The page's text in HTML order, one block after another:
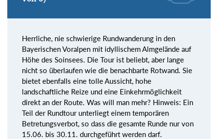
Herrliche, nie schwierige Rundwanderung in den
Bayerischen Voralpen mit idyllischem Almgelände auf
Höhe des Soinsees. Die Tour ist beliebt, aber lange
nicht so überlaufen wie die benachbarte Rotwand. Sie
bietet ebenfalls eine tolle Aussicht, hohe
landschaftliche Reize und eine Einkehrmöglichkeit
direkt an der Route. Was will man mehr? Hinweis: Ein
Teil der Rundtour unterliegt einem temporären
Betretungsverbot, so dass die gesamte Runde nur von
15.06. bis 30.11. durchgeführt werden darf.